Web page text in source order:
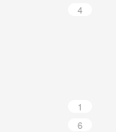
4
1
6